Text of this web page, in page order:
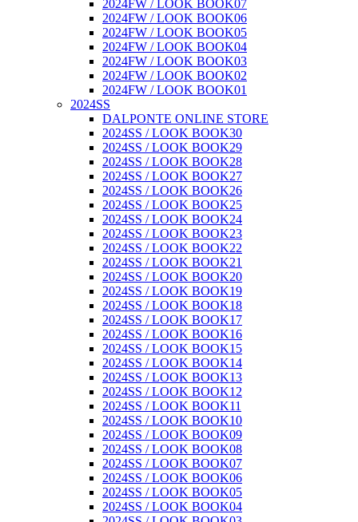
2024FW / LOOK BOOK07
2024FW / LOOK BOOK06
2024FW / LOOK BOOK05
2024FW / LOOK BOOK04
2024FW / LOOK BOOK03
2024FW / LOOK BOOK02
2024FW / LOOK BOOK01
2024SS
DALPONTE ONLINE STORE
2024SS / LOOK BOOK30
2024SS / LOOK BOOK29
2024SS / LOOK BOOK28
2024SS / LOOK BOOK27
2024SS / LOOK BOOK26
2024SS / LOOK BOOK25
2024SS / LOOK BOOK24
2024SS / LOOK BOOK23
2024SS / LOOK BOOK22
2024SS / LOOK BOOK21
2024SS / LOOK BOOK20
2024SS / LOOK BOOK19
2024SS / LOOK BOOK18
2024SS / LOOK BOOK17
2024SS / LOOK BOOK16
2024SS / LOOK BOOK15
2024SS / LOOK BOOK14
2024SS / LOOK BOOK13
2024SS / LOOK BOOK12
2024SS / LOOK BOOK11
2024SS / LOOK BOOK10
2024SS / LOOK BOOK09
2024SS / LOOK BOOK08
2024SS / LOOK BOOK07
2024SS / LOOK BOOK06
2024SS / LOOK BOOK05
2024SS / LOOK BOOK04